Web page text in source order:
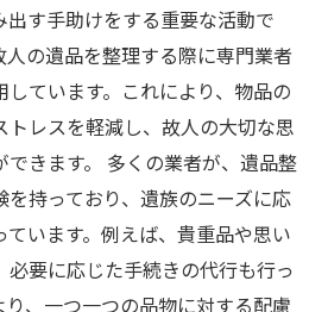
す手助けをする重要な活動で
の遺品を整理する際に専門業者
ています。これにより、物品の
レスを軽減し、故人の大切な思
できます。 多くの業者が、遺品整
持っており、遺族のニーズに応
ています。例えば、貴重品や思い
必要に応じた手続きの代行も行っ
、一つ一つの品物に対する配慮